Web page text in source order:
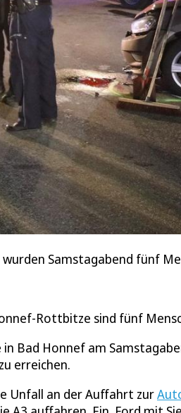
Samstagabend fünf
Rottbitze sind fünf
Bad Honnef am
erreichen.
Unfall an der Auffahrt zur